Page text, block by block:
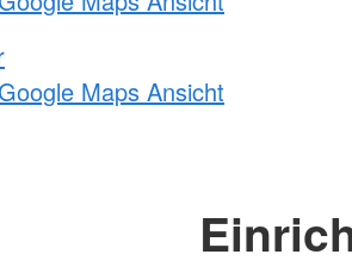
Maps Ansicht